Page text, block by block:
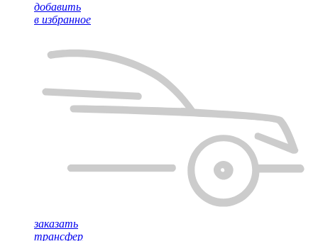
добавить
в избранное
заказать
трансфер